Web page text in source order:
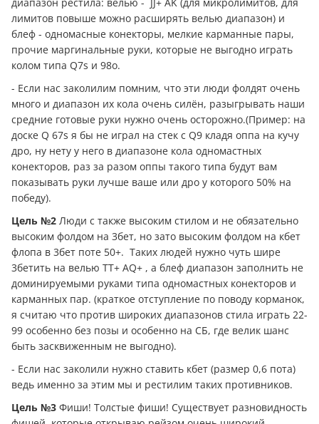
диапазон рестила: велью - JJ+ AK (для микролимитов, для
лимитов повыше можно расширять велью диапазон) и
блеф - одномасные конекторы, мелкие карманные пары,
прочие маргинальные руки, которые не выгодно играть
колом типа Q7s и 98о.
- Если нас заколилим помним, что эти люди фолдят очень
много и диапазон их кола очень силён, разыгрывать наши
средние готовые руки нужно очень осторожно.(Пример: на
доске Q 67s я бы не играл на стек с Q9 кладя оппа на кучу
дро, ну нету у него в диапазоне кола одномастных
конекторов, раз за разом оппы такого типа будут вам
показывать руки лучше ваше или дро у которого 50% на
победу).
Цель №2 Люди с также высоким стилом и не обязательно
высоким фолдом на 3бет, но зато высоким фолдом на кбет
флопа в 3бет поте 50+. Таких людей нужно чуть шире
3бетить на велью ТТ+ AQ+ , а блеф диапазон заполнить не
доминируемыми руками типа одномастных конекторов и
карманных пар. (краткое отступление по поводу корманок,
я считаю что против широких диапазонов стила играть 22-
99 особенно без позы и особенно на СБ, где велик шанс
быть засквиженным не выгодно).
- Если нас заколили нужно ставить кбет (размер 0,6 пота)
ведь именно за этим мы и рестилим таких противников.
Цель №3 Фиши! Толстые фиши! Существует разновидность